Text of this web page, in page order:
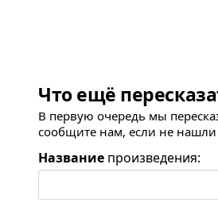
Что ещё
В первую очередь мы
сообщите нам, если не нашли
Название произведения: